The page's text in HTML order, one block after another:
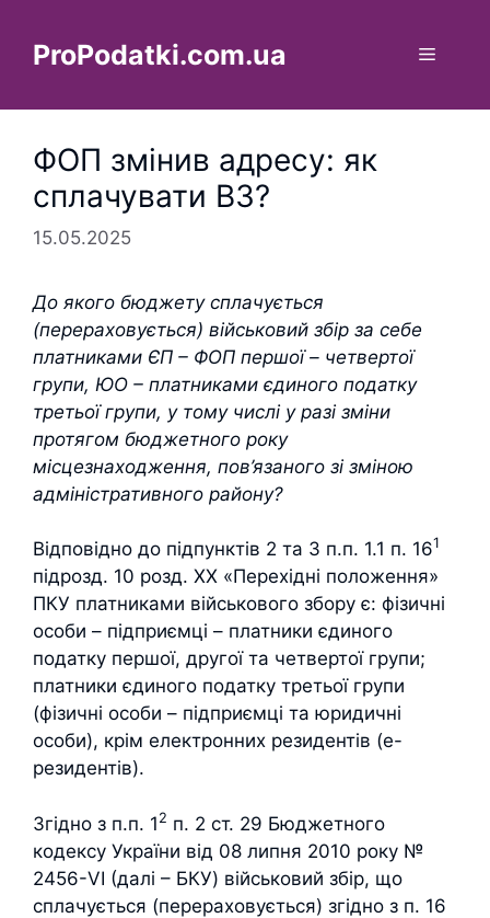
вмістуProPodatki.com.ua Меню
ФОП змінив адресу: як
сплачувати ВЗ?
15.05.2025
До якого бюджету сплачується
(перераховується) військовий збір за себе
платниками ЄП – ФОП першої – четвертої
групи, ЮО – платниками єдиного податку
третьої групи, у тому числі у разі зміни
протягом бюджетного року
місцезнаходження, пов’язаного зі зміною
адміністративного району?
Відповідно до підпунктів 2 та 3 п.п. 1.1 п. 161
підрозд. 10 розд. XX «Перехідні положення»
ПКУ платниками військового збору є: фізичні
особи – підприємці – платники єдиного
податку першої, другої та четвертої групи;
платники єдиного податку третьої групи
(фізичні особи – підприємці та юридичні
особи), крім електронних резидентів (е-
резидентів).
Згідно з п.п. 1 2 п. 2 ст. 29 Бюджетного
кодексу України від 08 липня 2010 року №
2456-VI (далі – БКУ) військовий збір, що
сплачується (перераховується) згідно з п. 16